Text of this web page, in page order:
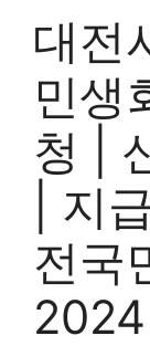
대전
민생
청 |
| 지
전국
2024